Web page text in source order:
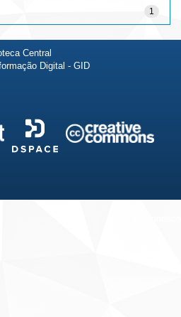
1
Central
Digital - GID